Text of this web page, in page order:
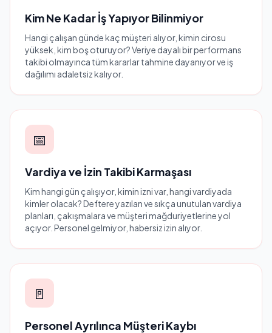
Kim Ne Kadar İş Yapıyor Bilinmiyor
Hangi çalışan günde kaç müşteri alıyor, kimin cirosu
yüksek, kim boş oturuyor? Veriye dayalı bir performans
takibi olmayınca tüm kararlar tahmine dayanıyor ve iş
dağılımı adaletsiz kalıyor.
📅
Vardiya ve İzin Takibi Karmaşası
Kim hangi gün çalışıyor, kimin izni var, hangi vardiyada
kimler olacak? Deftere yazılan ve sıkça unutulan vardiya
planları, çakışmalara ve müşteri mağduriyetlerine yol
açıyor. Personel gelmiyor, habersiz izin alıyor.
🚪
Personel Ayrılınca Müşteri Kaybı